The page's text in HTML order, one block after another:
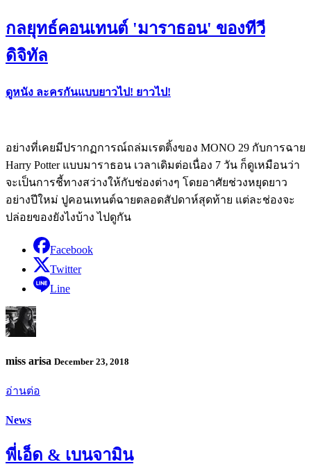
กลยุทธ์คอนเทนต์ 'มาราธอน' ของทีวี
ดิจิทัล
ดูหนัง ละครกันแบบยาวไป! ยาวไป!
อย่างที่เคยมีปรากฏการณ์ถล่มเรตติ้งของ MONO 29 กับการฉาย
Harry Potter แบบมาราธอน เวลาเดิมต่อเนื่อง 7 วัน ก็ดูเหมือนว่า
จะเป็นการชี้ทางสว่างให้กับช่องต่างๆ โดยอาศัยช่วงหยุดยาว
อย่างปีใหม่ ปูคอนเทนต์ฉายตลอดสัปดาห์สุดท้าย แต่ละช่องจะ
ปล่อยของยังไงบ้าง ไปดูกัน
Facebook
Twitter
Line
miss arisa December 23, 2018
อ่านต่อ
News
พี่เอ็ด & เบนจามิน